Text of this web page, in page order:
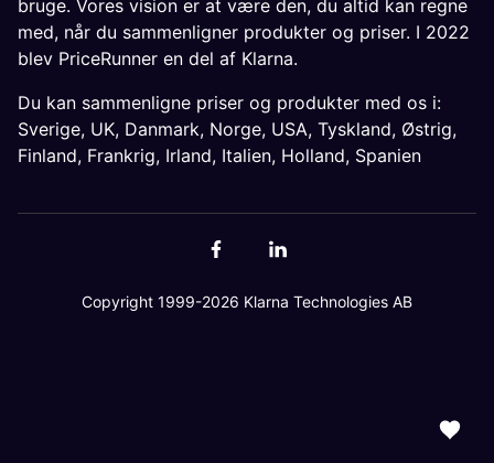
bruge. Vores vision er at være den, du altid kan regne
med, når du sammenligner produkter og priser. I 2022
blev PriceRunner en del af Klarna.
Du kan sammenligne priser og produkter med os i:
Sverige, UK, Danmark, Norge, USA, Tyskland, Østrig,
Finland, Frankrig, Irland, Italien, Holland, Spanien
Copyright 1999-2026 Klarna Technologies AB